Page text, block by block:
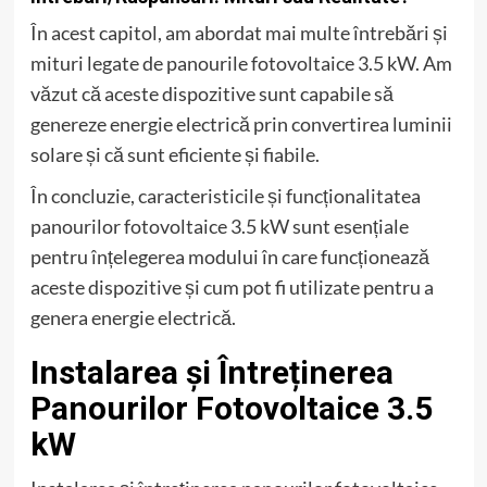
În acest capitol, am abordat mai multe întrebări și
mituri legate de panourile fotovoltaice 3.5 kW. Am
văzut că aceste dispozitive sunt capabile să
genereze energie electrică prin convertirea luminii
solare și că sunt eficiente și fiabile.
În concluzie, caracteristicile și funcționalitatea
panourilor fotovoltaice 3.5 kW sunt esențiale
pentru înțelegerea modului în care funcționează
aceste dispozitive și cum pot fi utilizate pentru a
genera energie electrică.
Instalarea și Întreținerea
Panourilor Fotovoltaice 3.5
kW